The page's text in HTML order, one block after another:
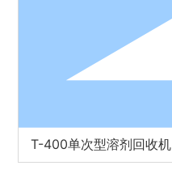
T-400单次型溶剂回收机